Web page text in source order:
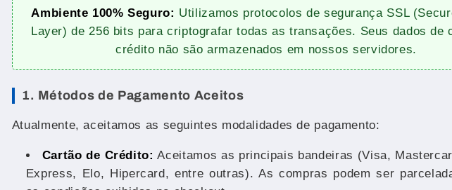
Ambiente 100% Seguro: Utilizamos protocolos de segurança SSL
Layer) de 256 bits para criptografar todas as transações. Seus dados de
crédito não são armazenados em nossos servidores.
1. Métodos de Pagamento Aceitos
Atualmente, aceitamos as seguintes modalidades de pagamento:
Cartão de Crédito: Aceitamos as principais bandeiras (Visa,
Express, Elo, Hipercard, entre outras). As compras podem ser